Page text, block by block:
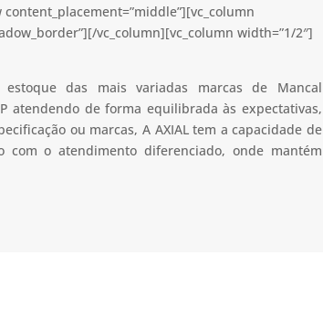
vc_column][vc_column width=”1/2″]
das mais variadas marcas de Mancal
atendendo de forma equilibrada às expectativas,
ou marcas, A AXIAL tem a capacidade de
o atendimento diferenciado, onde mantém